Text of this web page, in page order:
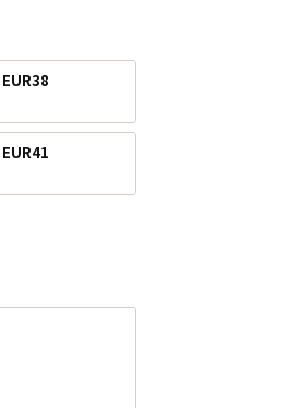
EUR38
EUR41